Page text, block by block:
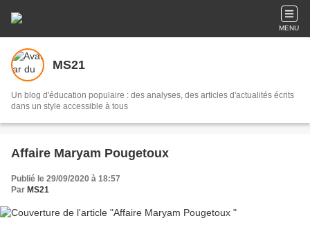
MENU
MS21
Un blog d'éducation populaire : des analyses, des articles d'actualités écrits
dans un style accessible à tous
Affaire Maryam Pougetoux
Publié le 29/09/2020 à 18:57
Par MS21